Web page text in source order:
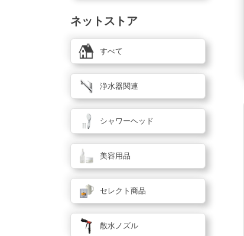
ネットストア
すべて
浄水器関連
シャワーヘッド
美容用品
セレクト商品
散水ノズル